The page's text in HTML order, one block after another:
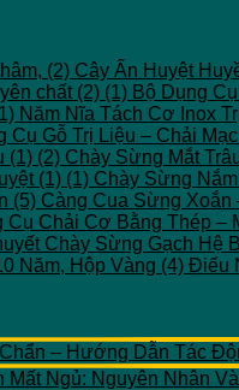
Cây Ấn Huyệt
Bộ Dụng
Năm Nĩa Tách Cơ Inox
Cụ Gỗ Trị Liệu – Chải
Chày Sừng Mắt
Chày Sừng
Càng Cua Sừng Xoắn
Cụ Chải Cơ Bằng Thép –
Chày Sừng Gạch Hệ
Điếu
– Hướng Dẫn Tác
Mất Ngủ: Nguyên Nhân